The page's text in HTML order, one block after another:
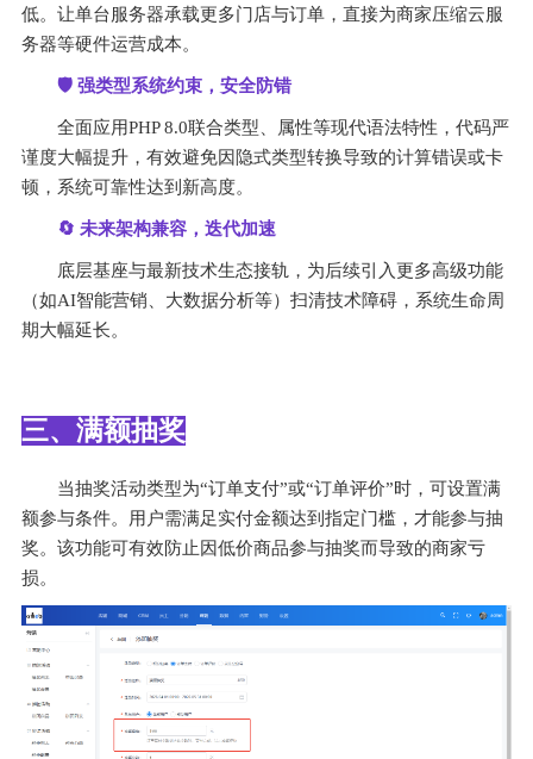
低。让单台服务器承载更多门店与订单，直接为商家压缩云服
务器等硬件运营成本。
🛡️ 强类型系统约束，安全防错
全面应用PHP 8.0联合类型、属性等现代语法特性，代码严
谨度大幅提升，有效避免因隐式类型转换导致的计算错误或卡
顿，系统可靠性达到新高度。
🔄 未来架构兼容，迭代加速
底层基座与最新技术生态接轨，为后续引入更多高级功能
（如AI智能营销、大数据分析等）扫清技术障碍，系统生命周
期大幅延长。
三、满额抽奖
当抽奖活动类型为“订单支付”或“订单评价”时，可设置满
额参与条件。用户需满足实付金额达到指定门槛，才能参与抽
奖。该功能可有效防止因低价商品参与抽奖而导致的商家亏
损。